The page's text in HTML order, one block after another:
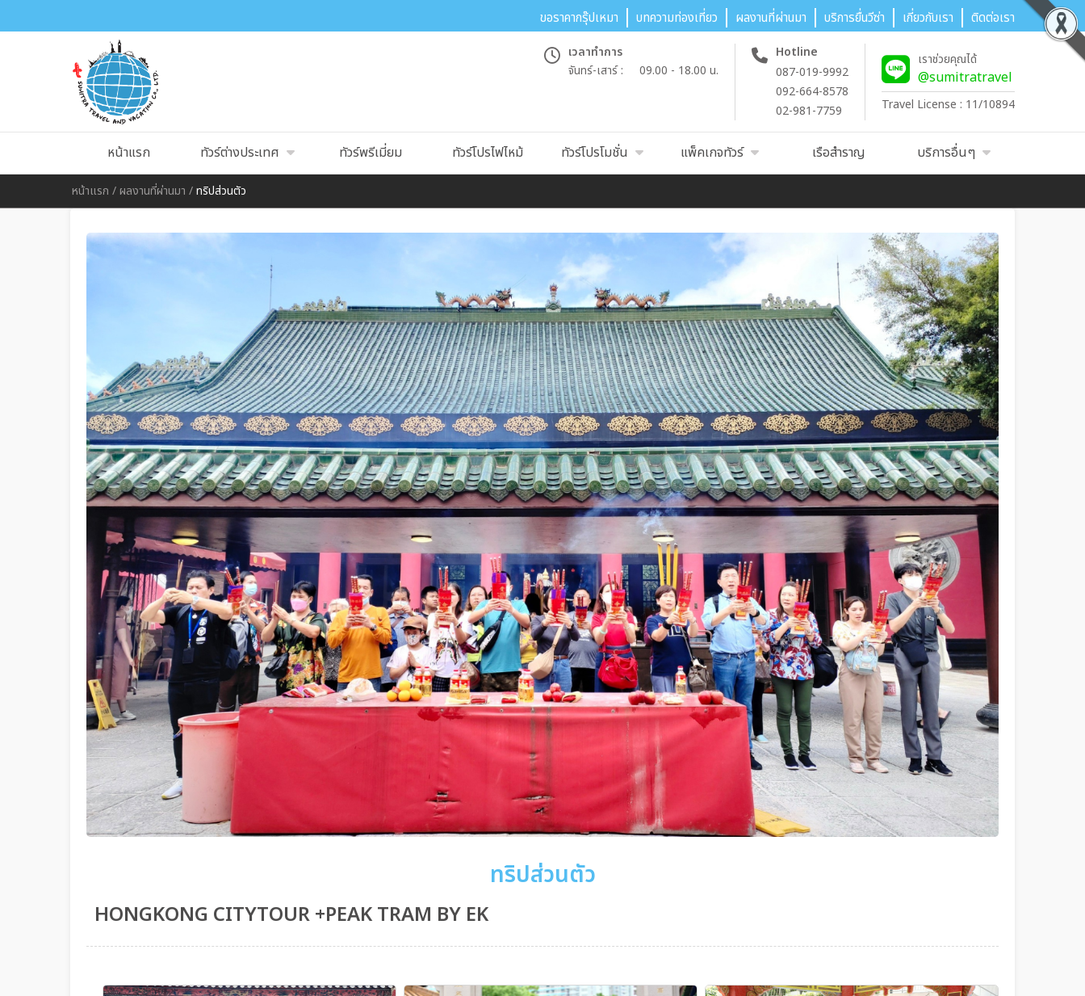
ขอราคากรุ๊ปเหมา บทความท่องเที่ยว ผลงานที่ผ่านมา บริการยื่นวีซ่า เกี่ยวกับเรา ติดต่อเรา
เวลาทำการ
จันทร์-เสาร์ :
09.00 - 18.00 น.
Hotline
087-019-9992
092-664-8578
02-981-7759
เราช่วยคุณได้
@sumitratravel
Travel License : 11/10894
หน้าแรก ทัวร์ต่างประเทศ ทัวร์พรีเมี่ยม ทัวร์โปรไฟไหม้ ทัวร์โปรโมชั่น แพ็คเกจทัวร์ เรือสำราญ บริการอื่นๆ
หน้าแรก /ผลงานที่ผ่านมา /ทริปส่วนตัว
ทริปส่วนตัว
HONGKONG CITYTOUR +PEAK TRAM BY EK